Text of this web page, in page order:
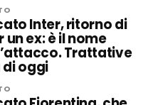
Inter, ritorno di
ex: è il nome
Trattative
oggi